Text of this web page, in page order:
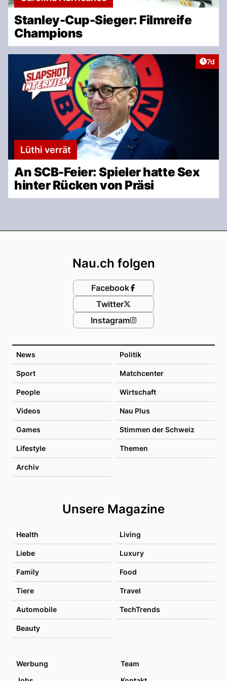
Stanley-Cup-Sieger: Filmreife
Champions
7d
Lüthi verrät
An SCB-Feier: Spieler hatte Sex
hinter Rücken von Präsi
News Politik
Sport Matchcenter
People Wirtschaft
Videos Nau Plus
Games Stimmen der Schweiz
Lifestyle Themen
Archiv
Unsere Magazine
Health Living
Liebe Luxury
Family Food
Tiere Travel
Automobile TechTrends
Beauty
Nau.ch folgen
Facebook
Twitter
Instagram
Werbung
Team